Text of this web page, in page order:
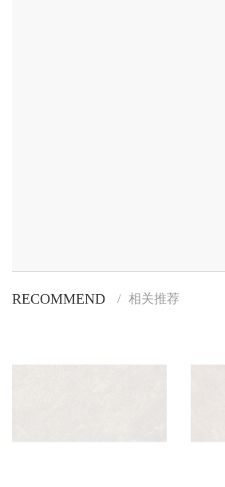
RECOMMEND / 相关推荐